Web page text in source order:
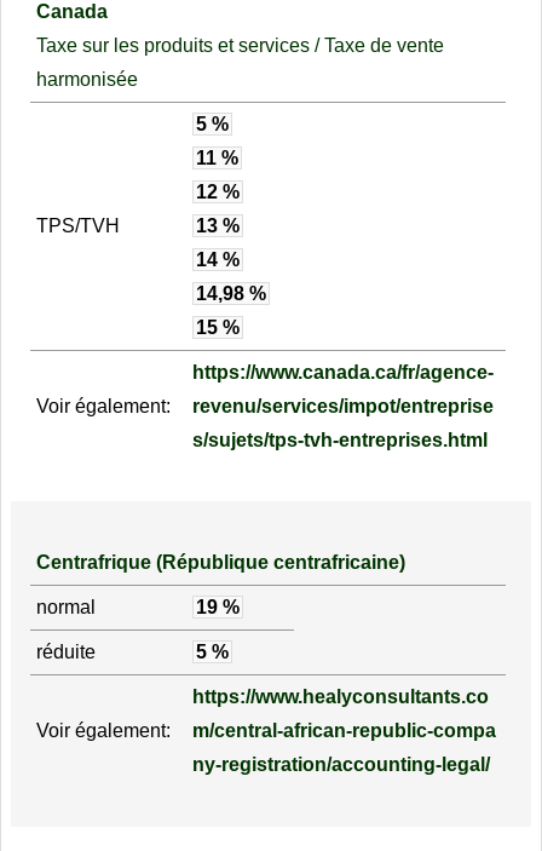
Canada
Taxe sur les produits et services / Taxe de vente
harmonisée
TPS/TVH
5 %
11 %
12 %
13 %
14 %
14,98 %
15 %
Voir également:
https://www.canada.ca/fr/agence-
revenu/services/impot/entreprise
s/sujets/tps-tvh-entreprises.html
Centrafrique (République centrafricaine)
normal 19 %
réduite 5 %
Voir également:
https://www.healyconsultants.co
m/central-african-republic-compa
ny-registration/accounting-legal/